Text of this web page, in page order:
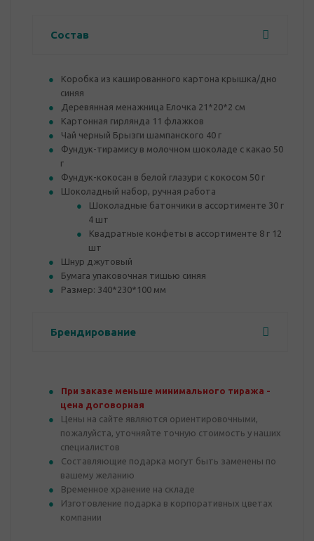
Состав
Коробка из кашированного картона крышка/дно
синяя
Деревянная менажница Елочка 21*20*2 см
Картонная гирлянда 11 флажков
Чай черный Брызги шампанского 40 г
Фундук-тирамису в молочном шоколаде с какао 50
г
Фундук-кокосан в белой глазури с кокосом 50 г
Шоколадный набор, ручная работа
Шоколадные батончики в ассортименте 30 г
4 шт
Квадратные конфеты в ассортименте 8 г 12
шт
Шнур джутовый
Бумага упаковочная тишью синяя
Размер: 340*230*100 мм
Брендирование
При заказе меньше минимального тиража -
цена договорная
Цены на сайте являются ориентировочными,
пожалуйста, уточняйте точную стоимость у наших
специалистов
Составляющие подарка могут быть заменены по
вашему желанию
Временное хранение на складе
Изготовление подарка в корпоративных цветах
компании